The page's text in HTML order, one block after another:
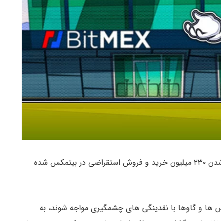
نوسان شدید قیمت در ۲۴ ساعت گذشته منجر به نقد شدن ۲۳۰ میلیون خرید و فروش استقراضی در بیتمکس شده
و گاوها با نقدینگی های چشمگیری مواجه شوند، به